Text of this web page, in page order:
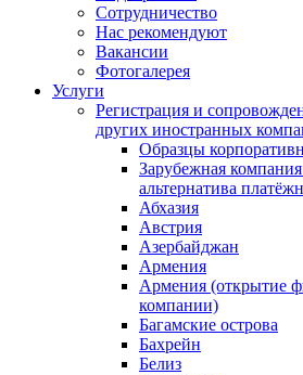
Сотрудничество
Нас рекомендуют
Вакансии
Фотогалерея
Услуги
Регистрация и
других иностранных
Образцы
Зарубежная
альтернатива
Абхазия
Австрия
Азербайджан
Армения
Армения (открытие
компании)
Багамские острова
Бахрейн
Белиз